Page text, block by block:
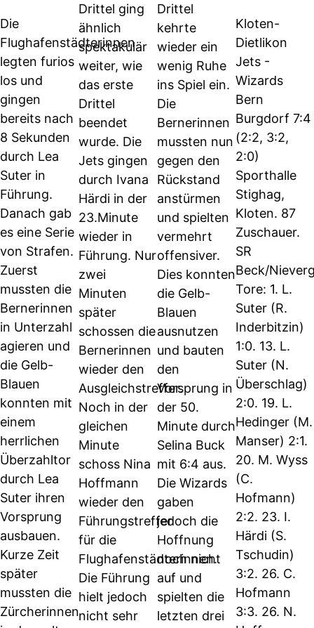
Die
Flughafenstädterinnen
legten furios
los und
gingen
bereits nach
8 Sekunden
durch Lea
Suter in
Führung.
Danach gab
es eine Serie
von Strafen.
Zuerst
mussten die
Bernerinnen
in Unterzahl
agieren und
die Gelb-
Blauen
konnten mit
einem
herrlichen
Überzahltor
durch Lea
Suter ihren
Vorsprung
ausbauen.
Kurze Zeit
später
mussten die
Zürcherinnen
Drittel ging
ähnlich
spektakulär
weiter, wie
das erste
Drittel
beendet
wurde. Die
Jets gingen
durch Ivana
Härdi in der
23.Minute
wieder in
Führung. Nur
zwei
Minuten
später
schossen die
Bernerinnen
wieder den
Ausgleichstreffer.
Noch in der
gleichen
Minute
schoss Nina
Hoffmann
wieder den
Führungstreffer
für die
Flughafenstädterinnen.
Die Führung
hielt jedoch
nicht sehr
Drittel
kehrte
wieder ein
wenig Ruhe
ins Spiel ein.
Die
Bernerinnen
mussten nun
gegen den
Rückstand
anstürmen
und spielten
vermehrt
offensiver.
Dies konnten
die Gelb-
Blauen
ausnutzen
und bauten
den
Vorsprung in
der 50.
Minute durch
Selina Buck
mit 6:4 aus.
Die Wizards
gaben
jedoch die
Hoffnung
noch nicht
auf und
spielten die
letzten drei
Kloten-
Dietlikon
Jets -
Wizards
Bern
Burgdorf 7:4
(2:2, 3:2,
2:0)
Sporthalle
Stighag,
Kloten. 87
Zuschauer.
SR
Beck/
Tore: 1. L.
Suter (R.
Inderbitzin)
1:0. 13. L.
Suter (N.
Überschlag)
2:0. 19. L.
Hedinger (M.
Manser) 2:1.
20. M. Wyss
(C.
Hofmann)
2:2. 23. I.
Härdi (S.
Tschudin)
3:2. 26. C.
Hofmann
3:3. 26. N.